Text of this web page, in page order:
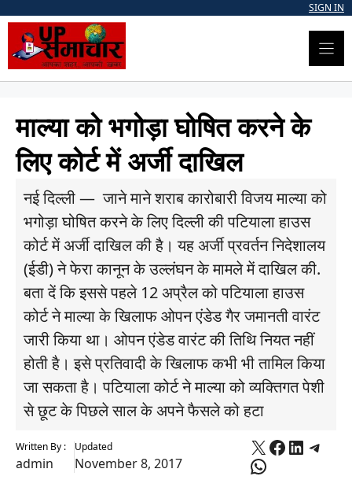
content
SIGN IN
माल्या को भगोड़ा घोषित करने के
लिए कोर्ट में अर्जी दाखिल
नई दिल्ली — जाने माने शराब कारोबारी विजय माल्या को
भगोड़ा घोषित करने के लिए दिल्ली की पटियाला हाउस
कोर्ट में अर्जी दाखिल की है। यह अर्जी प्रवर्तन निदेशालय
(ईडी) ने फेरा कानून के उल्लंघन के मामले में दाखिल की.
बता दें कि इससे पहले 12 अप्रैल को पटियाला हाउस
कोर्ट ने माल्या के खिलाफ ओपन एंडेड गैर जमानती वारंट
जारी किया था। ओपन एंडेड वारंट की तिथि नियत नहीं
होती है। इसे प्रतिवादी के खिलाफ कभी भी तामिल किया
जा सकता है। पटियाला कोर्ट ने माल्या को व्यक्तिगत पेशी
से छूट के पिछले साल के अपने फैसले को हटा
Written By :
admin
Updated
November 8, 2017
X Facebook
WhatsApp